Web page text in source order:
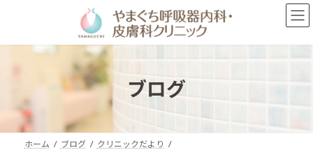
ン
プ
ー
動
ブログ
ホーム ブログ
クリニックだより